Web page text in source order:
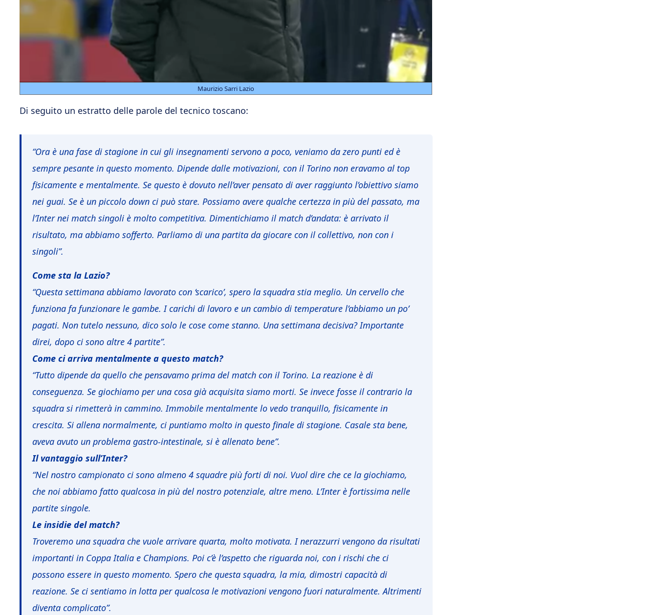
Maurizio Sarri Lazio
Di seguito un estratto delle parole del tecnico toscano:
“Ora è una fase di stagione in cui gli insegnamenti servono a poco, veniamo da zero punti ed è
sempre pesante in questo momento. Dipende dalle motivazioni, con il Torino non eravamo al top
fisicamente e mentalmente. Se questo è dovuto nell’aver pensato di aver raggiunto l’obiettivo siamo
nei guai. Se è un piccolo down ci può stare. Possiamo avere qualche certezza in più del passato, ma
l’Inter nei match singoli è molto competitiva. Dimentichiamo il match d’andata: è arrivato il
risultato, ma abbiamo sofferto. Parliamo di una partita da giocare con il collettivo, non con i
singoli”.
Come sta la Lazio?
“Questa settimana abbiamo lavorato con ‘scarico’, spero la squadra stia meglio. Un cervello che
funziona fa funzionare le gambe. I carichi di lavoro e un cambio di temperature l’abbiamo un po’
pagati. Non tutelo nessuno, dico solo le cose come stanno. Una settimana decisiva? Importante
direi, dopo ci sono altre 4 partite”.
Come ci arriva mentalmente a questo match?
“Tutto dipende da quello che pensavamo prima del match con il Torino. La reazione è di
conseguenza. Se giochiamo per una cosa già acquisita siamo morti. Se invece fosse il contrario la
squadra si rimetterà in cammino. Immobile mentalmente lo vedo tranquillo, fisicamente in
crescita. Si allena normalmente, ci puntiamo molto in questo finale di stagione. Casale sta bene,
aveva avuto un problema gastro-intestinale, si è allenato bene”.
Il vantaggio sull’Inter?
“Nel nostro campionato ci sono almeno 4 squadre più forti di noi. Vuol dire che ce la giochiamo,
che noi abbiamo fatto qualcosa in più del nostro potenziale, altre meno. L’Inter è fortissima nelle
partite singole.
Le insidie del match?
Troveremo una squadra che vuole arrivare quarta, molto motivata. I nerazzurri vengono da risultati
importanti in Coppa Italia e Champions. Poi c’è l’aspetto che riguarda noi, con i rischi che ci
possono essere in questo momento. Spero che questa squadra, la mia, dimostri capacità di
reazione. Se ci sentiamo in lotta per qualcosa le motivazioni vengono fuori naturalmente. Altrimenti
diventa complicato”.